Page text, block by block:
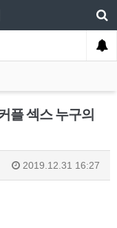
플 섹스 누구의
2019.12.31 16:27